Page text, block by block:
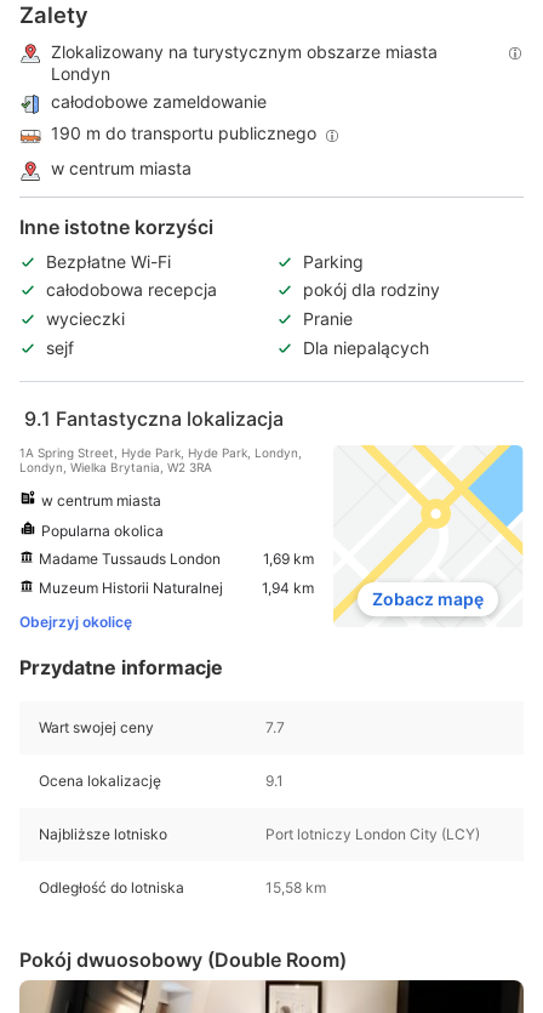
Zalety
Zlokalizowany na turystycznym obszarze miasta
Londyn
całodobowe zameldowanie
190 m do transportu publicznego
w centrum miasta
Inne istotne korzyści
Bezpłatne Wi-Fi
Parking
całodobowa recepcja
pokój dla rodziny
wycieczki
Pranie
sejf
Dla niepalących
9.1 Fantastyczna lokalizacja
1A Spring Street, Hyde Park, Hyde Park, Londyn,
Londyn, Wielka Brytania, W2 3RA
w centrum miasta
Popularna okolica
Madame Tussauds London
1,69 km
Muzeum Historii Naturalnej
1,94 km
Obejrzyj okolicę
Zobacz mapę
Przydatne informacje
Wart swojej ceny 7.7
Ocena lokalizację 9.1
Najbliższe lotnisko Port lotniczy London City (LCY)
Odległość do lotniska 15,58 km
Pokój dwuosobowy (Double Room)